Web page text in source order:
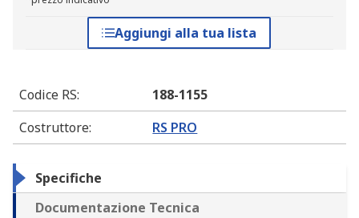
Aggiungi alla tua lista
Codice RS:
188-1155
Costruttore: RS PRO
Specifiche
Documentazione Tecnica